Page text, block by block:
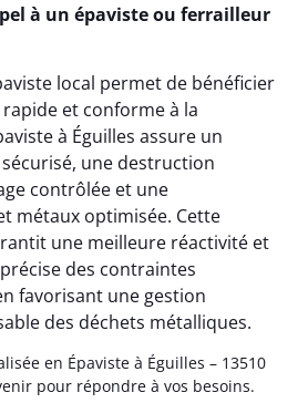
à un épaviste ou ferrailleur
local permet de bénéficier
et conforme à la
à Éguilles assure un
une destruction
contrôlée et une
métaux optimisée. Cette
une meilleure réactivité et
des contraintes
favorisant une gestion
des déchets métalliques.
en Épaviste à Éguilles – 13510
pour répondre à vos besoins.